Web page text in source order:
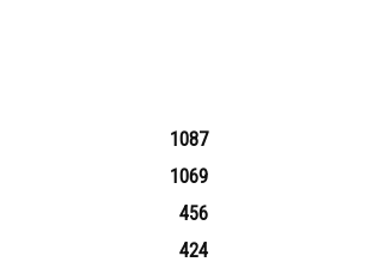
1087
1069
456
424